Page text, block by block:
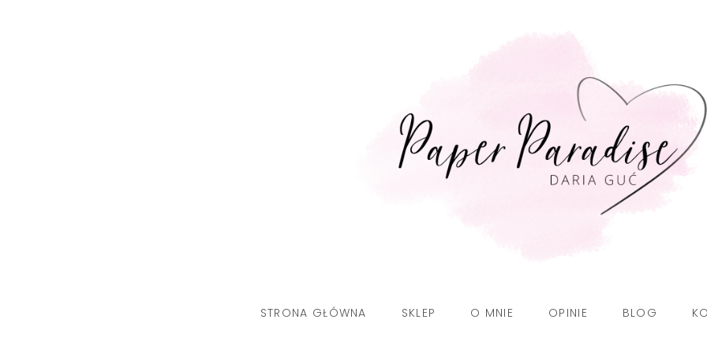
STRONA GŁÓWNA SKLEP O MNIE OPINIE BLOG